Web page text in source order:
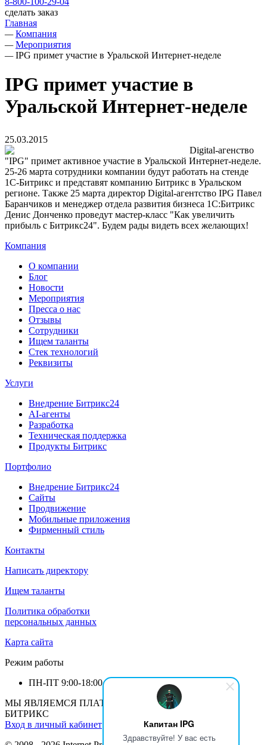
Капитан IPG
Здравствуйте! У вас есть
сделать заказ
Главная
— Компания
— Мероприятия
— IPG примет участие в Уральской Интернет-неделе
IPG примет участие в
Уральской Интернет-неделе
25.03.2015
Digital-агенство
"IPG" примет активное участие в Уральской Интернет-неделе.
25-26 марта сотрудники компании будут работать на стенде
1С-Битрикс и представят компанию Битрикс в Уральском
регионе. Также 25 марта директор Digital-агентство IPG Павел
Баранчиков и менеджер отдела развития бизнеса 1С:Битрикс
Денис Донченко проведут мастер-класс "Как увеличить
прибыль с Битрикс24". Будем рады видеть всех желающих!
Компания
О компании
Блог
Новости
Мероприятия
Пресса о нас
Отзывы
Сотрудники
Ищем таланты
Стек технологий
Реквизиты
Услуги
Внедрение Битрикс24
AI-агенты
Разработка
Техническая поддержка
Продукты Битрикс
Портфолио
Внедрение Битрикс24
Сайты
Продвижение
Мобильные приложения
Фирменный стиль
Контакты
Написать директору
Ищем таланты
Политика обработки
персональных данных
Карта сайта
Режим работы
ПН-ПТ 9:00-18:00
МЫ ЯВЛЯЕМСЯ ПЛАТИНОВЫМ ПАРТНЕРОМ 1С-
БИТРИКС
Вход в личный кабинет